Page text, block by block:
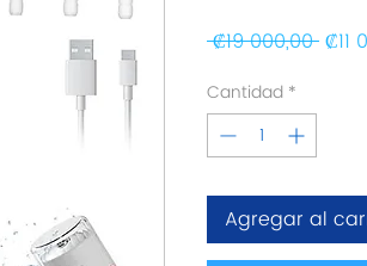
₡19 000,00 ₡11
Cantidad *
Agregar al